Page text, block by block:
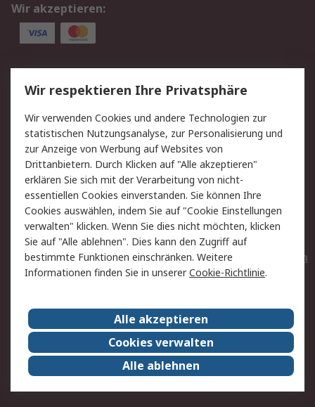
Wir akzeptieren:
Service
Value Added Services
Lieferlösungen
Rücksendungen
Kontakt
Hilfe
Privatkunden
Rechtliches
AGB
Datenschutz
Cookie-Richtlinie
Zahlungsbedingungen
Copyright/Impressum
Entsorgung
Elektrogeräte/Batterien
RS weltweit
Karriere bei RS
Nachhaltigkeit
Qualität/Umwelt/ZertifikatePresse-Center
Event-Center
Wir respektieren Ihre Privatsphäre
Wir verwenden Cookies und andere Technologien zur
statistischen Nutzungsanalyse, zur Personalisierung und
zur Anzeige von Werbung auf Websites von
Drittanbietern. Durch Klicken auf "Alle akzeptieren"
erklären Sie sich mit der Verarbeitung von nicht-
essentiellen Cookies einverstanden. Sie können Ihre
Cookies auswählen, indem Sie auf "Cookie Einstellungen
verwalten" klicken. Wenn Sie dies nicht möchten, klicken
Sie auf "Alle ablehnen". Dies kann den Zugriff auf
bestimmte Funktionen einschränken. Weitere
Informationen finden Sie in unsererCookie-Richtlinie.
Alle akzeptieren
Cookies verwalten
Alle ablehnen